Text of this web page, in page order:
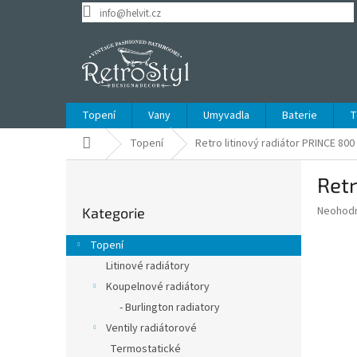
info@helvit.cz
Topení Vany Umyvadla Baterie
Domů Topení Retro litinový radiátor PRINCE 800
r
a
kategorie
Kategorie
Topení
Litinové radiátory
Koupelnové radiátory
- Burlington radiatory
Ventily radiátorové
Termostatické